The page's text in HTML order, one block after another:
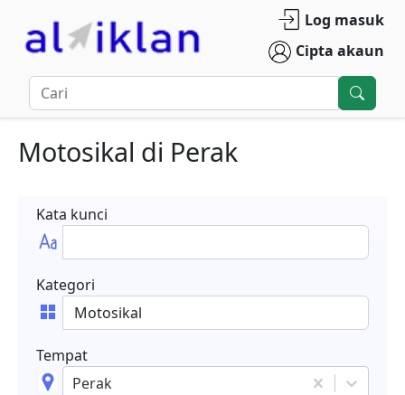
Log masuk
Cipta akaun
Motosikal di Perak
Kata kunci
Kategori
Tempat
Perak